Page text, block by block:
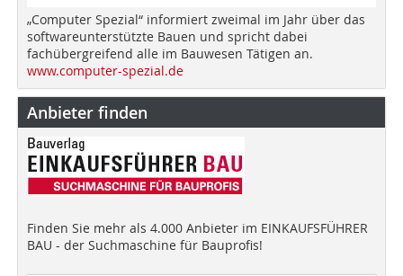
„Computer Spezial“ informiert zweimal im Jahr über das
softwareunterstützte Bauen und spricht dabei
fachübergreifend alle im Bauwesen Tätigen an.
www.computer-spezial.de
Anbieter finden
Finden Sie mehr als 4.000 Anbieter im EINKAUFSFÜHRER
BAU - der Suchmaschine für Bauprofis!